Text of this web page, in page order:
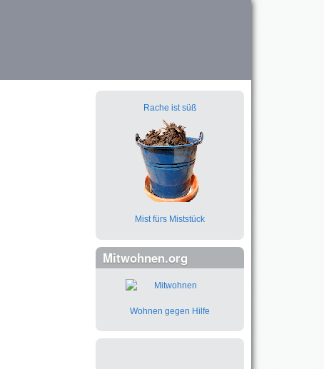
Rache ist süß
Mist fürs Miststück
Mitwohnen.org
Wohnen gegen Hilfe